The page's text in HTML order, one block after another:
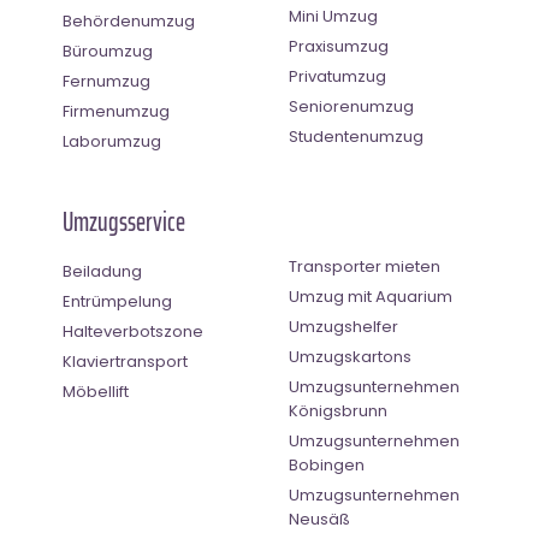
Behördenumzug
Büroumzug
Fernumzug
Firmenumzug
Laborumzug
Mini Umzug
Praxisumzug
Privatumzug
Seniorenumzug
Studentenumzug
Umzugsservice
Beiladung
Entrümpelung
Halteverbotszone
Klaviertransport
Möbellift
Transporter mieten
Umzug mit Aquarium
Umzugshelfer
Umzugskartons
Umzugsunternehmen
Königsbrunn
Umzugsunternehmen
Bobingen
Umzugsunternehmen
Neusäß